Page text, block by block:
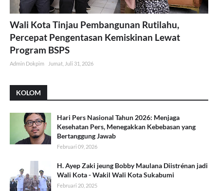
Wali Kota Tinjau Pembangunan Rutilahu,
Percepat Pengentasan Kemiskinan Lewat
Program BSPS
Admin Dokpim Jumat, Juli 31, 2026
KOLOM
Hari Pers Nasional Tahun 2026: Menjaga
Kesehatan Pers, Menegakkan Kebebasan yang
Bertanggung Jawab
Februari 09, 2026
H. Ayep Zaki jeung Bobby Maulana Diistrénan jadi
Wali Kota - Wakil Wali Kota Sukabumi
Februari 20, 2025